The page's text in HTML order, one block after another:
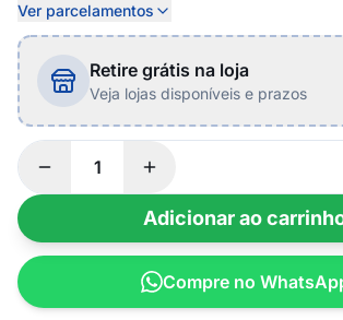
Ver parcelamentos
Retire grátis na loja
Veja lojas disponíveis e prazos
Adicionar ao
Compre no